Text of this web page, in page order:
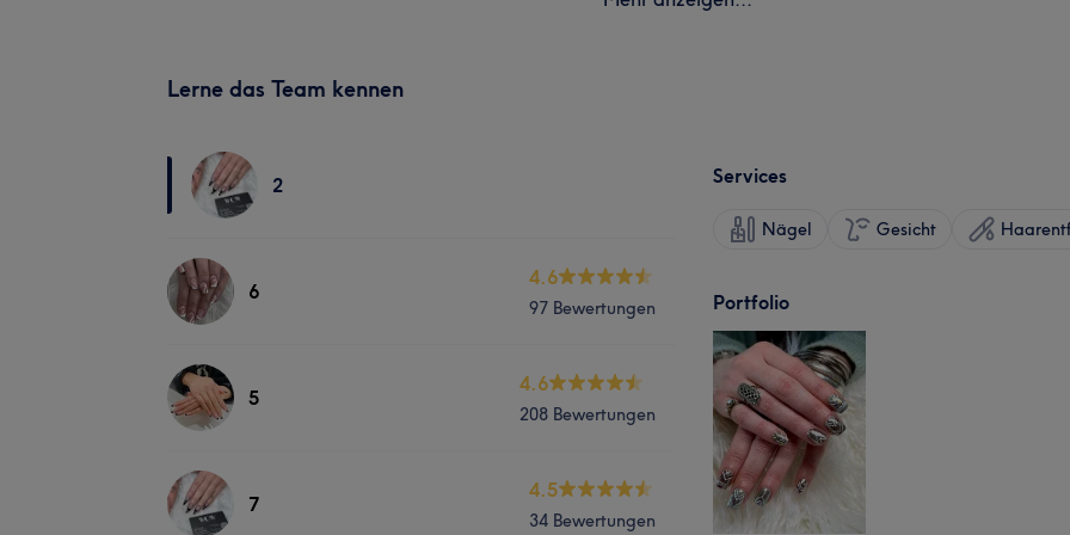
Lerne das Team kennen
2
6
4.6
97 Bewertungen
5
4.6
208 Bewertungen
7
4.5
34 Bewertungen
Services
Nägel Gesicht
Portfolio